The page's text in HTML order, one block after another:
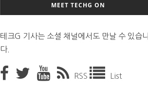
MEET TECHG ON
테크G 기사는 소셜 채널에서도 만날 수 있습니
다.
RSS List